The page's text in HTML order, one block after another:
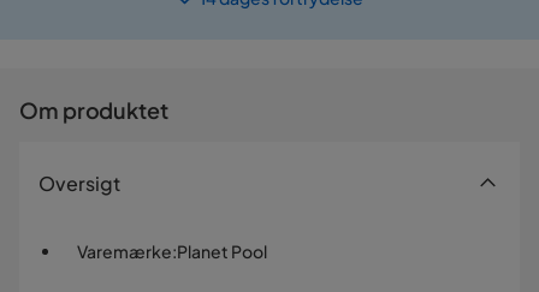
Om produktet
Oversigt
Varemærke:Planet Pool